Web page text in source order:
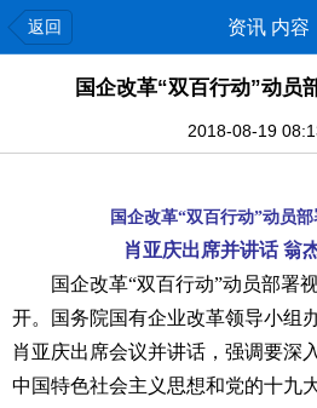
返回 资讯 内容
国企改革“双百行动”动员
2018-08-19
国企改革“双百行动”动员
肖亚庆出席并讲话 翁
国企改革“双百行动”动员部署
开。国务院国有企业改革领导小组
肖亚庆出席会议并讲话，强调要深
中国特色社会主义思想和党的十九